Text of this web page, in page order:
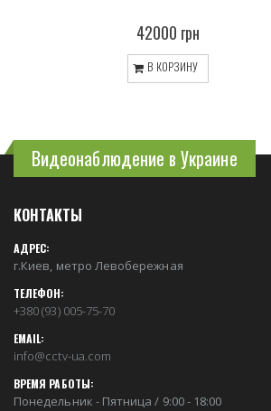
42000 грн
В КОРЗИНУ
Видеонаблюдение в Украине
КОНТАКТЫ
АДРЕС:
г.Киев, метро Левобережная
ТЕЛЕФОН:
+380 (93) 005-75-70
EMAIL:
info@cctv-ua.com
ВРЕМЯ РАБОТЫ:
Понедельник - Пятница / 9:00 - 18:00